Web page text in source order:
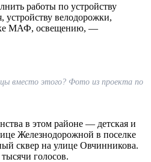
работы по устройству
устройству велодорожки,
МАФ, освещению, —
вместо этого? Фото из проекта по
в этом районе — детская и
Железнодорожной в поселке
сквер на улице Овчинникова.
голосов.